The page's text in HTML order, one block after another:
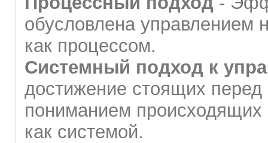
обусловлена управлением
как процессом.
Системный подход к
достижение стоящих
пониманием
как системой.